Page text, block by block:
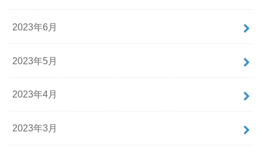
2023年6月
2023年5月
2023年4月
2023年3月